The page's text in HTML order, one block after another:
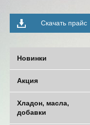
Скачать прайс
Новинки
Акция
Хладон, масла,
добавки